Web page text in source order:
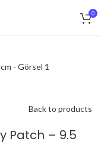
0
Back to products
Patch – 9.5